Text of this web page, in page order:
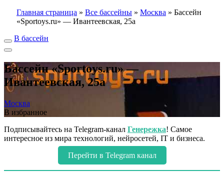
Главная страница » Все бассейны » Москва » Бассейн
«Sportoys.ru» — Ивантеевская, 25а
В бассейн
Бассейн «Sportoys.ru» —
Ивантеевская, 25а
Москва
В избранное
Подписывайтесь на Telegram-канал Генережка! Самое
интересное из мира технологий, нейросетей, IT и бизнеса.
Перейти в Telegram канал